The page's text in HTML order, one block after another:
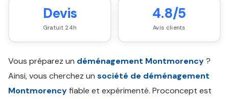
Devis
Gratuit 24h
4.8/5
Avis clients
Vous préparez un déménagement Montmorency?
Ainsi, vous cherchez un société de déménagement
Montmorencyfiable et expérimenté. Proconcept est